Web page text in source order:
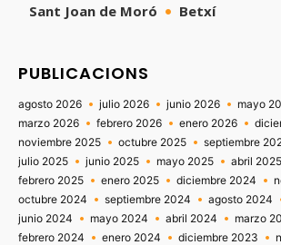
Sant Joan de Moró
Betxí
PUBLICACIONS
agosto 2026 julio 2026 junio 2026 mayo
marzo 2026
febrero 2026 enero 2026
noviembre 2025
octubre 2025 septiembre
julio 2025
junio 2025 mayo 2025 abril 2025
febrero 2025
enero 2025 diciembre 2024
octubre 2024
septiembre 2024 agosto 2024
junio 2024
mayo 2024 abril 2024
marzo
febrero 2024
enero 2024 diciembre 2023